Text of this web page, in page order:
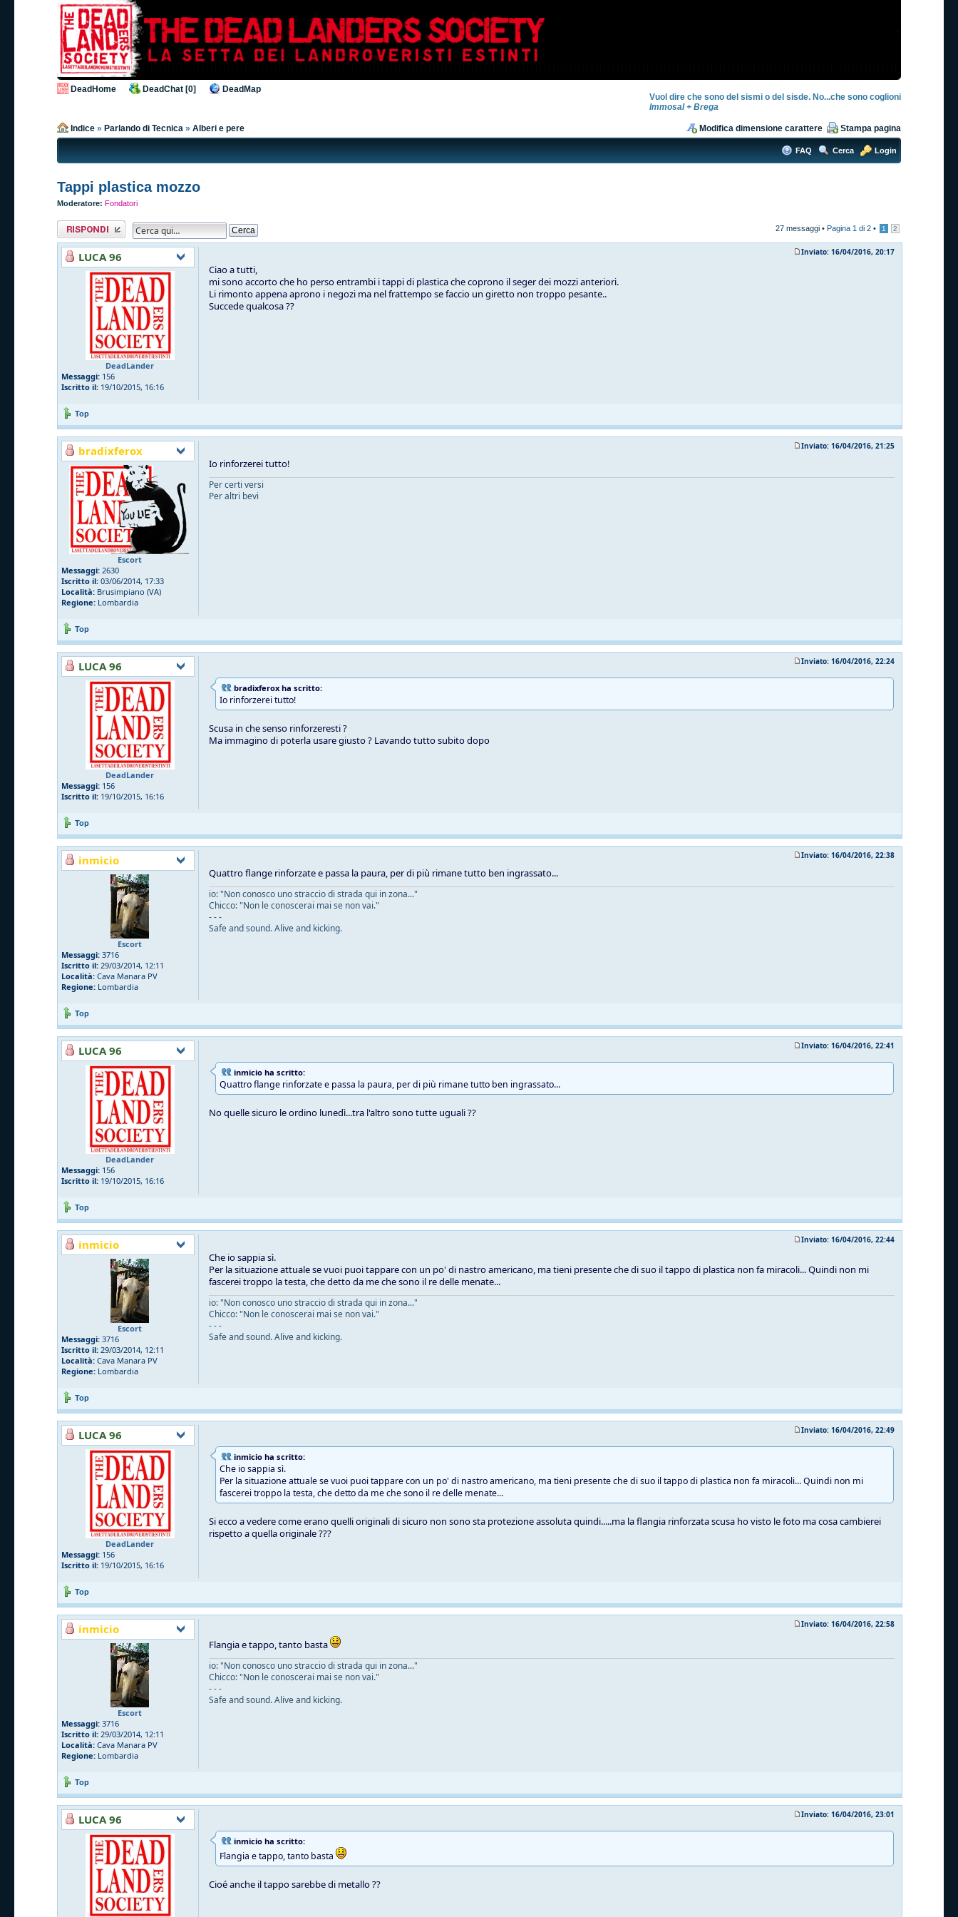
DeadHome DeadChat [0] DeadMap
Vuol dire che sono del sismi o del sisde. No...che sono coglioni
Immosal + Brega
Indice » Parlando di Tecnica » Alberi e pere Modifica dimensione carattere Stampa pagina
FAQ Cerca Login
Tappi plastica mozzo
Moderatore: Fondatori
Rispondi al
messaggio
27 messaggi • Pagina 1 di 2 • 1 2
LUCA 96
DeadLander
Messaggi: 156
Iscritto il: 19/10/2015, 16:16
Inviato: 16/04/2016, 20:17
Ciao a tutti,
mi sono accorto che ho perso entrambi i tappi di plastica che coprono il seger dei mozzi anteriori.
Li rimonto appena aprono i negozi ma nel frattempo se faccio un giretto non troppo pesante..
Succede qualcosa ??
Top
bradixferox
Escort
Messaggi: 2630
Iscritto il: 03/06/2014, 17:33
Località: Brusimpiano (VA)
Regione: Lombardia
Inviato: 16/04/2016, 21:25
Io rinforzerei tutto!
Per certi versi
Per altri bevi
Top
LUCA 96
DeadLander
Messaggi: 156
Iscritto il: 19/10/2015, 16:16
Inviato: 16/04/2016, 22:24
bradixferox ha scritto:
Io rinforzerei tutto!
Scusa in che senso rinforzeresti ?
Ma immagino di poterla usare giusto ? Lavando tutto subito dopo
Top
inmicio
Escort
Messaggi: 3716
Iscritto il: 29/03/2014, 12:11
Località: Cava Manara PV
Regione: Lombardia
Inviato: 16/04/2016, 22:38
Quattro flange rinforzate e passa la paura, per di più rimane tutto ben ingrassato...
io: "Non conosco uno straccio di strada qui in zona..."
Chicco: "Non le conoscerai mai se non vai."
- - -
Safe and sound. Alive and kicking.
Top
LUCA 96
DeadLander
Messaggi: 156
Iscritto il: 19/10/2015, 16:16
Inviato: 16/04/2016, 22:41
inmicio ha scritto:
Quattro flange rinforzate e passa la paura, per di più rimane tutto ben ingrassato...
No quelle sicuro le ordino lunedì...tra l'altro sono tutte uguali ??
Top
inmicio
Escort
Messaggi: 3716
Iscritto il: 29/03/2014, 12:11
Località: Cava Manara PV
Regione: Lombardia
Inviato: 16/04/2016, 22:44
Che io sappia sì.
Per la situazione attuale se vuoi puoi tappare con un po' di nastro americano, ma tieni presente che di suo il tappo di plastica non fa miracoli... Quindi non mi
fascerei troppo la testa, che detto da me che sono il re delle menate...
io: "Non conosco uno straccio di strada qui in zona..."
Chicco: "Non le conoscerai mai se non vai."
- - -
Safe and sound. Alive and kicking.
Top
LUCA 96
DeadLander
Messaggi: 156
Iscritto il: 19/10/2015, 16:16
Inviato: 16/04/2016, 22:49
inmicio ha scritto:
Che io sappia sì.
Per la situazione attuale se vuoi puoi tappare con un po' di nastro americano, ma tieni presente che di suo il tappo di plastica non fa miracoli... Quindi non mi
fascerei troppo la testa, che detto da me che sono il re delle menate...
Si ecco a vedere come erano quelli originali di sicuro non sono sta protezione assoluta quindi.....ma la flangia rinforzata scusa ho visto le foto ma cosa cambierei
rispetto a quella originale ???
Top
inmicio
Escort
Messaggi: 3716
Iscritto il: 29/03/2014, 12:11
Località: Cava Manara PV
Regione: Lombardia
Inviato: 16/04/2016, 22:58
Flangia e tappo, tanto basta
io: "Non conosco uno straccio di strada qui in zona..."
Chicco: "Non le conoscerai mai se non vai."
- - -
Safe and sound. Alive and kicking.
Top
LUCA 96 Inviato: 16/04/2016, 23:01
inmicio ha scritto:
Flangia e tappo, tanto basta
Cioé anche il tappo sarebbe di metallo ??